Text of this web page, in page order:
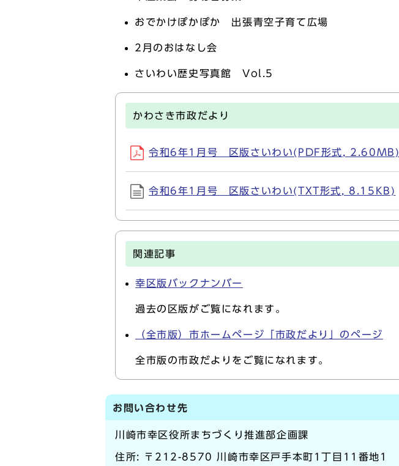
おでかけぽかぽか 出張青空子育て広場
2月のおはなし会
さいわい歴史写真館 Vol.5
かわさき市政だより
令和6年1月号 区版さいわい(PDF形式, 2.60MB)
令和6年1月号 区版さいわい(TXT形式, 8.15KB)
関連記事
幸区版バックナンバー
過去の区版がご覧になれます。
（全市版）市ホームページ「市政だより」のページ
全市版の市政だよりをご覧になれます。
お問い合わせ先
川崎市幸区役所まちづくり推進部企画課
住所: 〒212-8570 川崎市幸区戸手本町1丁目11番地1